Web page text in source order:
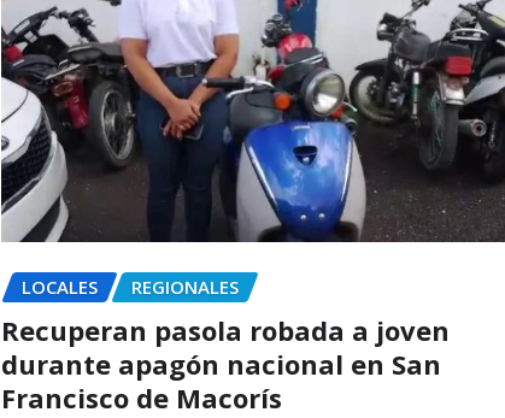
LOCALES REGIONALES
Recuperan pasola robada a joven
durante apagón nacional en San
Francisco de Macorís